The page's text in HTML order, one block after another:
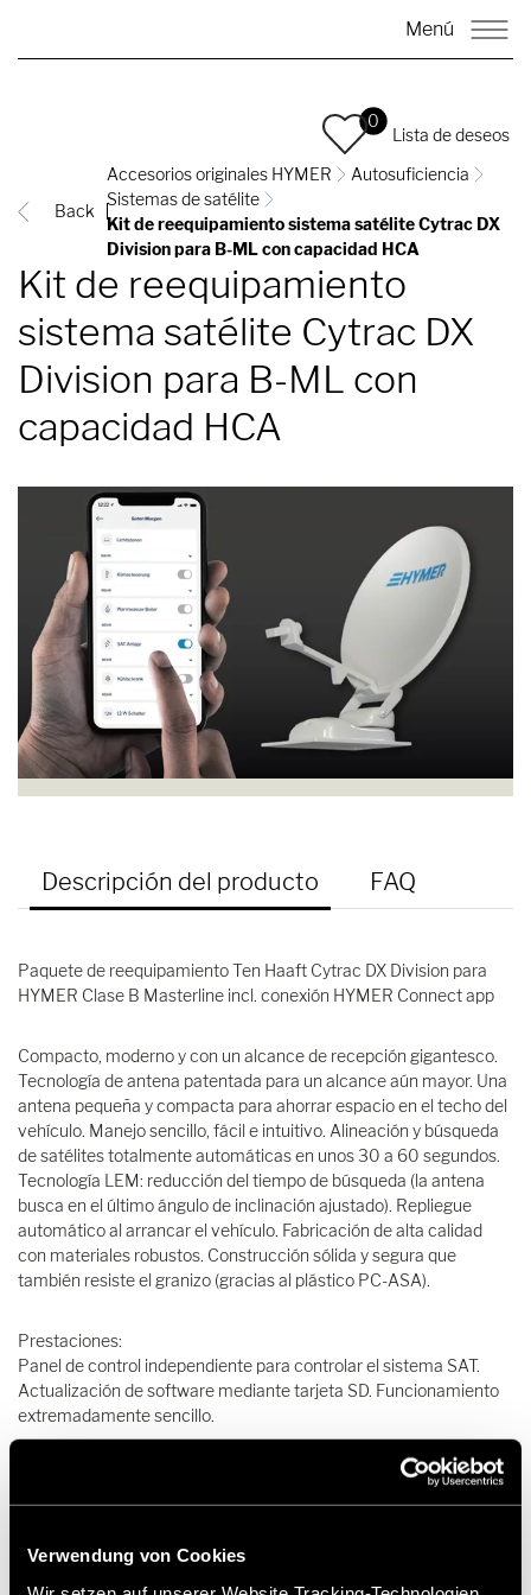
Verwendung von Cookies
Menú
0
Lista de deseos
Back
Accesorios originales HYMER
Autosuficiencia
Sistemas de satélite
Kit de reequipamiento sistema satélite Cytrac DX
Division para B-ML con capacidad HCA
Kit de reequipamiento
sistema satélite Cytrac DX
Division para B-ML con
capacidad HCA
Descripción del producto FAQ
Paquete de reequipamiento Ten Haaft Cytrac DX Division para
HYMER Clase B Masterline incl. conexión HYMER Connect app
Compacto, moderno y con un alcance de recepción gigantesco.
Tecnología de antena patentada para un alcance aún mayor. Una
antena pequeña y compacta para ahorrar espacio en el techo del
vehículo. Manejo sencillo, fácil e intuitivo. Alineación y búsqueda
de satélites totalmente automáticas en unos 30 a 60 segundos.
Tecnología LEM: reducción del tiempo de búsqueda (la antena
busca en el último ángulo de inclinación ajustado). Repliegue
automático al arrancar el vehículo. Fabricación de alta calidad
con materiales robustos. Construcción sólida y segura que
también resiste el granizo (gracias al plástico PC-ASA).
Prestaciones:
Panel de control independiente para controlar el sistema SAT.
Actualización de software mediante tarjeta SD. Funcionamiento
extremadamente sencillo.